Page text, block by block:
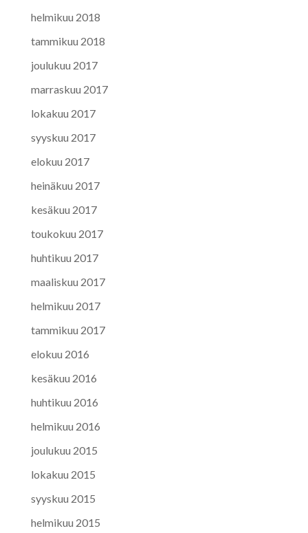
helmikuu 2018
tammikuu 2018
joulukuu 2017
marraskuu 2017
lokakuu 2017
syyskuu 2017
elokuu 2017
heinäkuu 2017
kesäkuu 2017
toukokuu 2017
huhtikuu 2017
maaliskuu 2017
helmikuu 2017
tammikuu 2017
elokuu 2016
kesäkuu 2016
huhtikuu 2016
helmikuu 2016
joulukuu 2015
lokakuu 2015
syyskuu 2015
helmikuu 2015